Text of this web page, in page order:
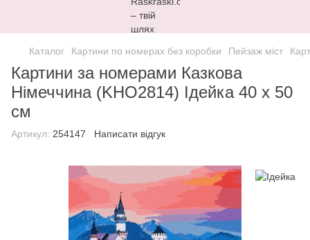
Каталог Картини по номерах без коробки Пейзаж міст
Картини за номерами Казкова
Німеччина (KHO2814) Ідейка 40 х 50
см
Артикул: 254147 Написати відгук